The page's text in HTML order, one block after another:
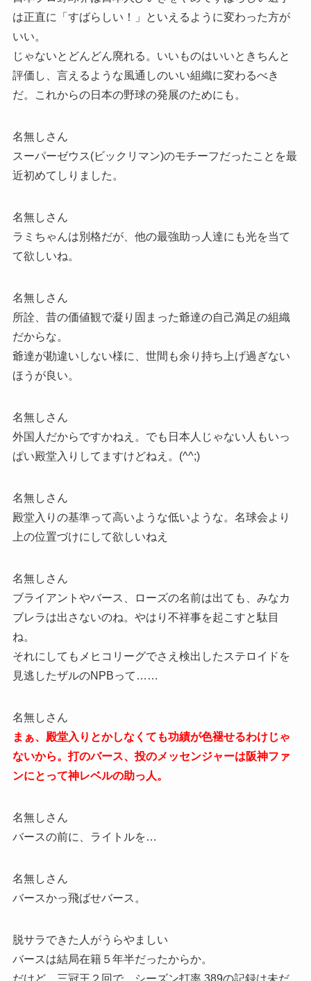
は正直に「すばらしい！」といえるように変わった方が
いい。
じゃないとどんどん廃れる。いいものはいいときちんと
評価し、言えるような風通しのいい組織に変わるべき
だ。これからの日本の野球の発展のためにも。
名無しさん
スーパーゼウス(ビックリマン)のモチーフだったことを最
近初めてしりました。
名無しさん
ラミちゃんは別格だが、他の最強助っ人達にも光を当て
て欲しいね。
名無しさん
所詮、昔の価値観で凝り固まった爺達の自己満足の組織
だからな。
爺達が勘違いしない様に、世間も余り持ち上げ過ぎない
ほうが良い。
名無しさん
外国人だからですかねえ。でも日本人じゃない人もいっ
ぱい殿堂入りしてますけどねえ。(^^;)
名無しさん
殿堂入りの基準って高いような低いような。名球会より
上の位置づけにして欲しいねえ
名無しさん
ブライアントやバース、ローズの名前は出ても、みなカ
ブレラは出さないのね。やはり不祥事を起こすと駄目
ね。
それにしてもメヒコリーグでさえ検出したステロイドを
見逃したザルのNPBって……
名無しさん
まぁ、殿堂入りとかしなくても功績が色褪せるわけじゃ
ないから。打のバース、投のメッセンジャーは阪神ファ
ンにとって神レベルの助っ人。
名無しさん
バースの前に、ライトルを…
名無しさん
バースかっ飛ばせバース。
脱サラできた人がうらやましい
バースは結局在籍５年半だったからか。